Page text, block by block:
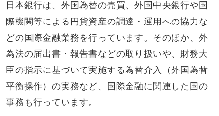
日本銀行は、外国為替の売買、外国中央銀行や国
際機関等による円貨資産の調達・運用への協力な
どの国際金融業務を行っています。そのほか、外
為法の届出書・報告書などの取り扱いや、財務大
臣の指示に基づいて実施する為替介入（外国為替
平衡操作）の実務など、国際金融に関連した国の
事務も行っています。